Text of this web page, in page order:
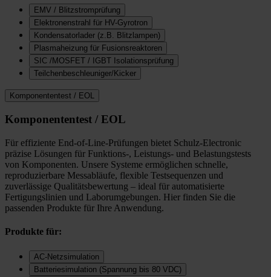
EMV / Blitzstromprüfung
Elektronenstrahl für HV-Gyrotron
Kondensatorlader (z.B. Blitzlampen)
Plasmaheizung für Fusionsreaktoren
SIC /MOSFET / IGBT Isolationsprüfung
Teilchenbeschleuniger/Kicker
Komponententest / EOL
Komponententest / EOL
Für effiziente End-of-Line-Prüfungen bietet Schulz-Electronic
präzise Lösungen für Funktions-, Leistungs- und Belastungstests
von Komponenten. Unsere Systeme ermöglichen schnelle,
reproduzierbare Messabläufe, flexible Testsequenzen und
zuverlässige Qualitätsbewertung – ideal für automatisierte
Fertigungslinien und Laborumgebungen. Hier finden Sie die
passenden Produkte für Ihre Anwendung.
Produkte für:
AC-Netzsimulation
Batteriesimulation (Spannung bis 80 VDC)